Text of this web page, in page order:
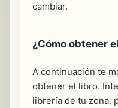
cambiar.
¿Cómo obtener
A continuación te
obtener el libro.
librería de tu zona,